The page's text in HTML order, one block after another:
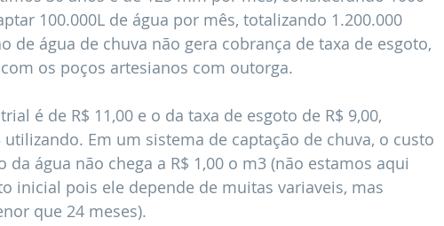
100.000L de água por mês, totalizando 1.200.000
de água de chuva não gera cobrança de taxa de esgoto,
os poços artesianos com outorga.
é de R$ 11,00 e o da taxa de esgoto de R$ 9,00,
Em um sistema de captação de chuva, o custo
água não chega a R$ 1,00 o m3 (não estamos aqui
inicial pois ele depende de muitas variaveis, mas
que 24 meses).